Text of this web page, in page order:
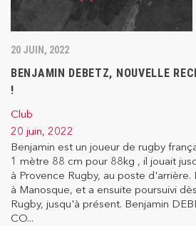
20 JUIN, 2022
BENJAMIN DEBETZ, NOUVELLE
!
Club
20 juin, 2022
Benjamin est un joueur de rugby
1 mètre 88 cm pour 88kg , il jouait
à Provence Rugby, au poste
à Manosque, et a ensuite poursuivi
Rugby, jusqu'à présent. Benjamin
CO...